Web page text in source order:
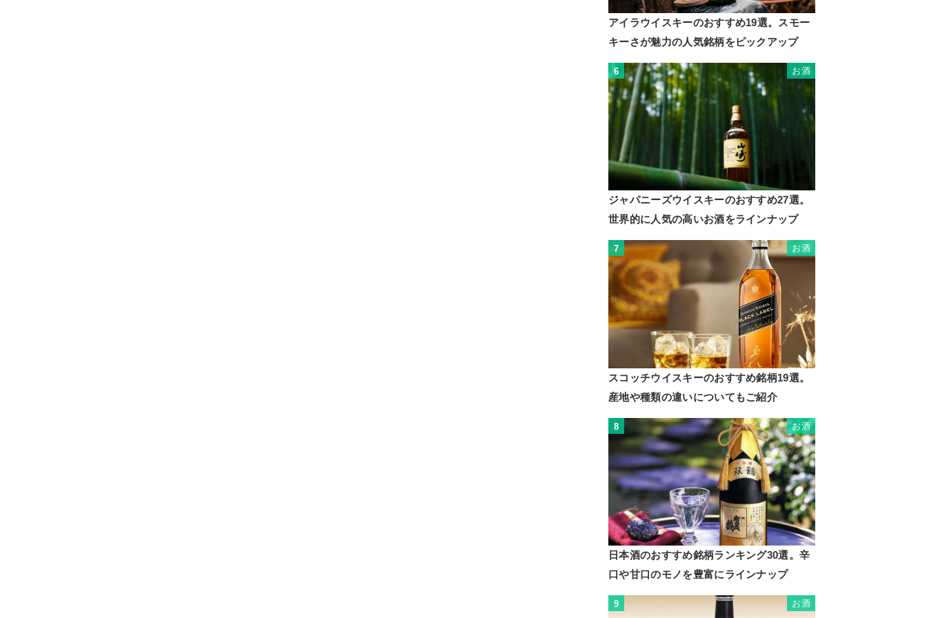
アイラウイスキーのおすすめ19選。スモー
キーさが魅力の人気銘柄をピックアップ
6 お酒
ジャパニーズウイスキーのおすすめ27選。
世界的に人気の高いお酒をラインナップ
7 お酒
スコッチウイスキーのおすすめ銘柄19選。
産地や種類の違いについてもご紹介
8 お酒
日本酒のおすすめ銘柄ランキング30選。辛
口や甘口のモノを豊富にラインナップ
9 お酒